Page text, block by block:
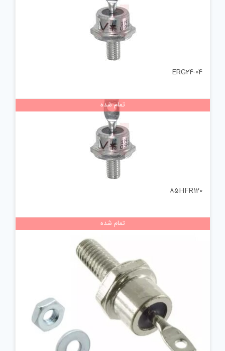
ERG24-04
تمام شده
85HFR120
تمام شده